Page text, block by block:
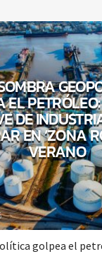
EL
DE
EN ‘ZONA
VERANO
golpea el